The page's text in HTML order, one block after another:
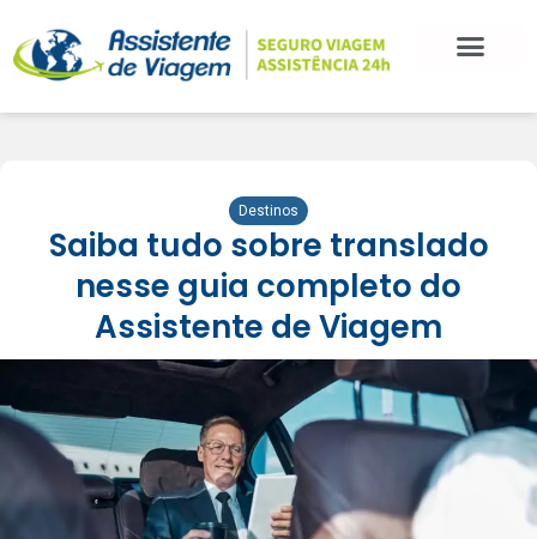
Destinos
Saiba tudo sobre translado
nesse guia completo do
Assistente de Viagem